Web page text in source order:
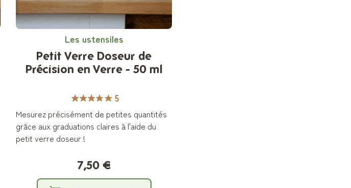
Les ustensiles
Petit Verre Doseur de
Précision en Verre - 50 ml
5
Mesurez précisément de petites quantités
grâce aux graduations claires à l'aide du
petit verre doseur !
7,50 €